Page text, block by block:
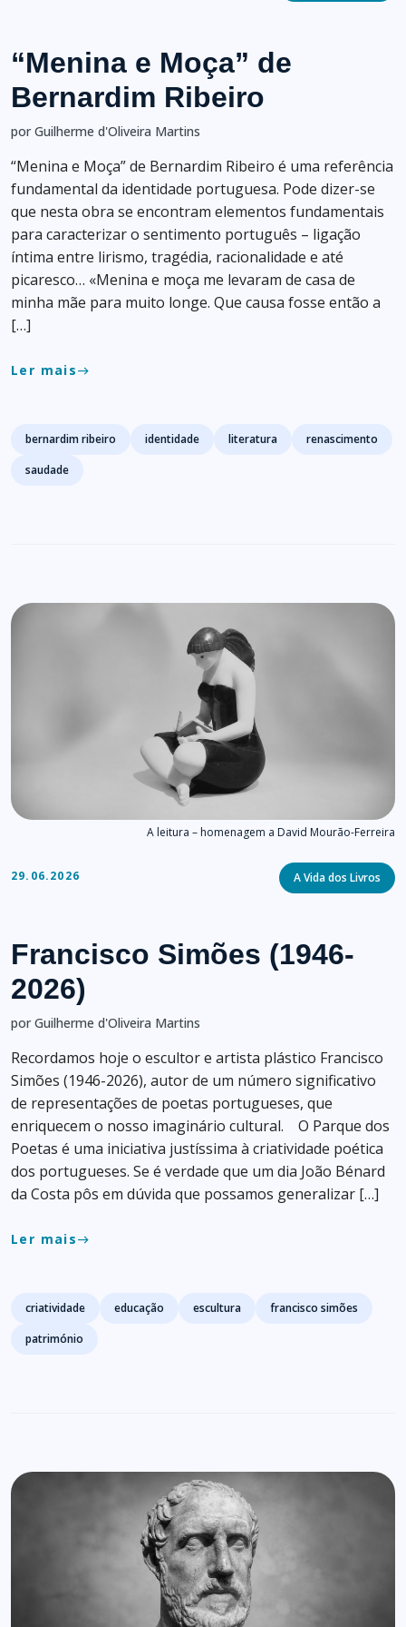
“Menina e Moça” de
Bernardim Ribeiro
por Guilherme d'Oliveira Martins
“Menina e Moça” de Bernardim Ribeiro é uma referência
fundamental da identidade portuguesa. Pode dizer-se
que nesta obra se encontram elementos fundamentais
para caracterizar o sentimento português – ligação
íntima entre lirismo, tragédia, racionalidade e até
picaresco… «Menina e moça me levaram de casa de
minha mãe para muito longe. Que causa fosse então a
[…]
Ler maiseast
Tags
bernardim ribeiro identidade literatura
renascimento
saudade
A leitura – homenagem a David Mourão-Ferreira
29.06.2026 Categories
A Vida dos Livros
Francisco Simões (1946-
2026)
por Guilherme d'Oliveira Martins
Recordamos hoje o escultor e artista plástico Francisco
Simões (1946-2026), autor de um número significativo
de representações de poetas portugueses, que
enriquecem o nosso imaginário cultural. O Parque dos
Poetas é uma iniciativa justíssima à criatividade poética
dos portugueses. Se é verdade que um dia João Bénard
da Costa pôs em dúvida que possamos generalizar […]
Ler maiseast
Tags
criatividade educação escultura
francisco simões
património